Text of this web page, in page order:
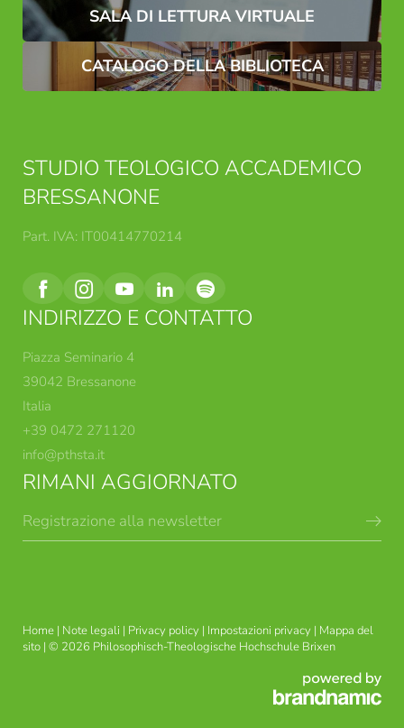
BRISSINESI
FORMAZIONE TEOLOGICA-
SALA DI LETTURA VIRTUALE
CATALOGO DELLA BIBLIOTECA
STUDIO TEOLOGICO ACCADEMICO
BRESSANONE
Part. IVA: IT00414770214
INDIRIZZO E CONTATTO
Piazza Seminario 4
39042 Bressanone
Italia
+39 0472 271120
info@pthsta.it
RIMANI AGGIORNATO
Registrazione alla newsletter
Home | Note legali | Privacy policy | Impostazioni privacy | Mappa del
sito | © 2026 Philosophisch-Theologische Hochschule Brixen